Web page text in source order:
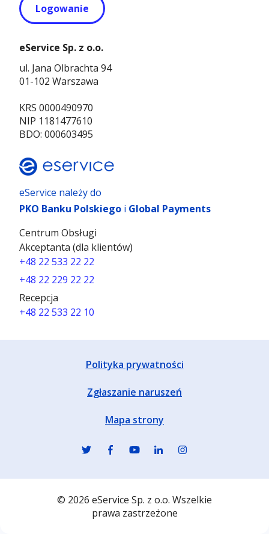
eService należy do
PKO Banku Polskiego i Global Payments
Centrum Obsługi
Akceptanta (dla klientów)
+48 22 533 22 22
+48 22 229 22 22
Recepcja
+48 22 533 22 10
Logowanie
eService Sp. z o.o.
ul. Jana Olbrachta 94
01-102 Warszawa
KRS 0000490970
NIP 1181477610
BDO: 000603495
Polityka prywatności
Zgłaszanie naruszeń
Mapa strony
© 2026 eService Sp. z o.o. Wszelkie
prawa zastrzeżone